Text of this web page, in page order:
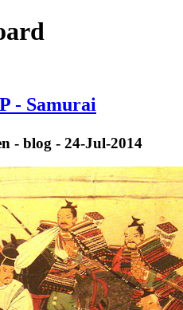
- Samurai
- blog - 24-Jul-2014